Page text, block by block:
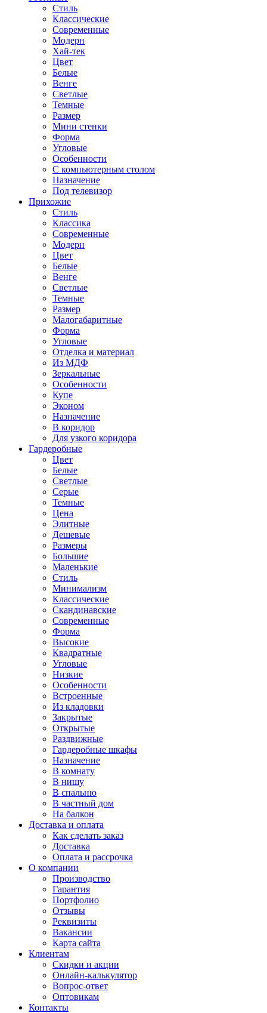
Стиль
Классические
Современные
Модерн
Хай-тек
Цвет
Белые
Венге
Светлые
Темные
Размер
Мини стенки
Форма
Угловые
Особенности
С компьютерным столом
Назначение
Под телевизор
Прихожие
Стиль
Классика
Современные
Модерн
Цвет
Белые
Венге
Светлые
Темные
Размер
Малогабаритные
Форма
Угловые
Отделка и материал
Из МДФ
Зеркальные
Особенности
Купе
Эконом
Назначение
В коридор
Для узкого коридора
Гардеробные
Цвет
Белые
Светлые
Серые
Темные
Цена
Элитные
Дешевые
Размеры
Большие
Маленькие
Стиль
Минимализм
Классические
Скандинавские
Современные
Форма
Высокие
Квадратные
Угловые
Низкие
Особенности
Встроенные
Из кладовки
Закрытые
Открытые
Раздвижные
Гардеробные шкафы
Назначение
В комнату
В нишу
В спальню
В частный дом
На балкон
Доставка и оплата
Как сделать заказ
Доставка
Оплата и рассрочка
О компании
Производство
Гарантия
Портфолио
Отзывы
Реквизиты
Вакансии
Карта сайта
Клиентам
Скидки и акции
Онлайн-калькулятор
Вопрос-ответ
Оптовикам
Контакты